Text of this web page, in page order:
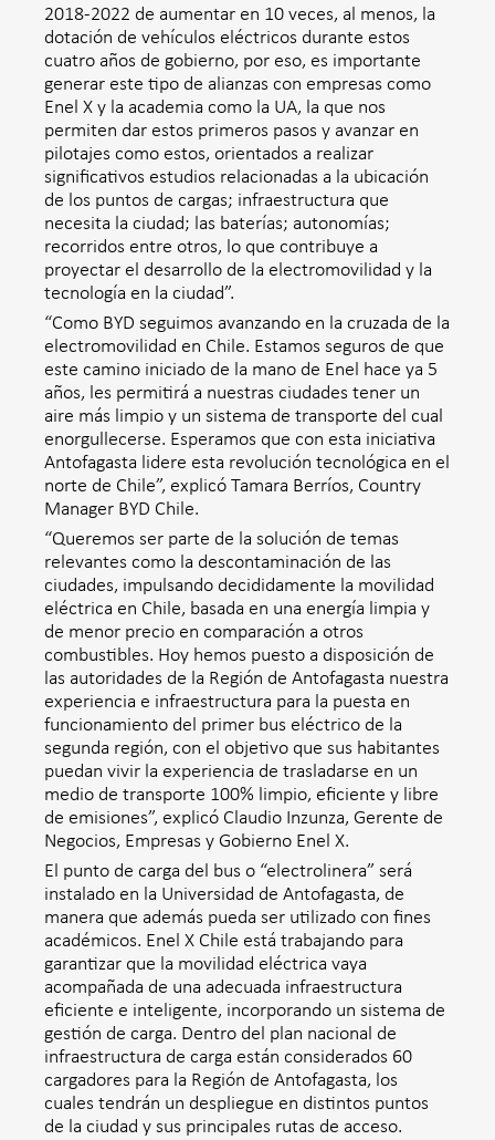
2018-2022 de aumentar en 10 veces, al menos, la
dotación de vehículos eléctricos durante estos
cuatro años de gobierno, por eso, es importante
generar este tipo de alianzas con empresas como
Enel X y la academia como la UA, la que nos
permiten dar estos primeros pasos y avanzar en
pilotajes como estos, orientados a realizar
significativos estudios relacionadas a la ubicación
de los puntos de cargas; infraestructura que
necesita la ciudad; las baterías; autonomías;
recorridos entre otros, lo que contribuye a
proyectar el desarrollo de la electromovilidad y la
tecnología en la ciudad”.
“Como BYD seguimos avanzando en la cruzada de la
electromovilidad en Chile. Estamos seguros de que
este camino iniciado de la mano de Enel hace ya 5
años, les permitirá a nuestras ciudades tener un
aire más limpio y un sistema de transporte del cual
enorgullecerse. Esperamos que con esta iniciativa
Antofagasta lidere esta revolución tecnológica en el
norte de Chile”, explicó Tamara Berríos, Country
Manager BYD Chile.
“Queremos ser parte de la solución de temas
relevantes como la descontaminación de las
ciudades, impulsando decididamente la movilidad
eléctrica en Chile, basada en una energía limpia y
de menor precio en comparación a otros
combustibles. Hoy hemos puesto a disposición de
las autoridades de la Región de Antofagasta nuestra
experiencia e infraestructura para la puesta en
funcionamiento del primer bus eléctrico de la
segunda región, con el objetivo que sus habitantes
puedan vivir la experiencia de trasladarse en un
medio de transporte 100% limpio, eficiente y libre
de emisiones”, explicó Claudio Inzunza, Gerente de
Negocios, Empresas y Gobierno Enel X.
El punto de carga del bus o “electrolinera” será
instalado en la Universidad de Antofagasta, de
manera que además pueda ser utilizado con fines
académicos. Enel X Chile está trabajando para
garantizar que la movilidad eléctrica vaya
acompañada de una adecuada infraestructura
eficiente e inteligente, incorporando un sistema de
gestión de carga. Dentro del plan nacional de
infraestructura de carga están considerados 60
cargadores para la Región de Antofagasta, los
cuales tendrán un despliegue en distintos puntos
de la ciudad y sus principales rutas de acceso.